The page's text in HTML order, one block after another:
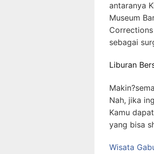
antaranya
Museum
sebagai
Liburan
Nah, jika
Kamu
yang bisa
Wisata